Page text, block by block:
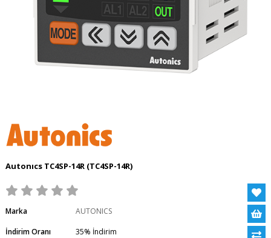
Autonıcs TC4SP-14R (TC4SP-14R)
Marka
AUTONICS
İndirim Oranı
%
35
İndirim